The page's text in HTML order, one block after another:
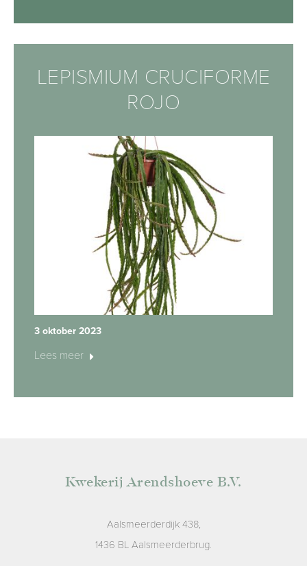
LEPISMIUM CRUCIFORME
ROJO
3 oktober 2023
Lees meer
Kwekerij Arendshoeve B.V.
Aalsmeerderdijk 438,
1436 BL Aalsmeerderbrug.